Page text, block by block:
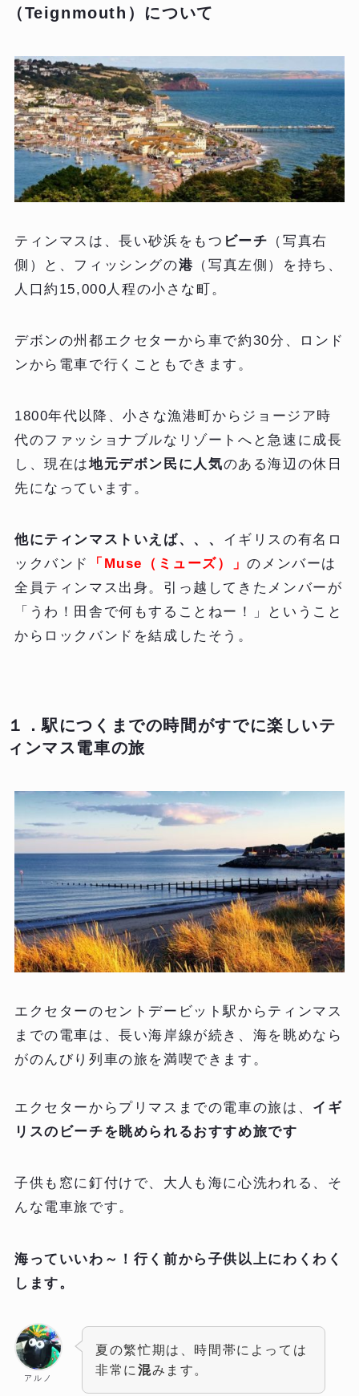
（Teignmouth）について
ティンマスは、長い砂浜をもつ ビーチ （写真右
側）と、フィッシングの港 （写真左側）を持ち、
人口約15,000人程の小さな町。
デボンの州都エクセターから車で約30分、ロンド
ンから電車で行くこともできます。
1800年代以降、小さな漁港町からジョージア時
代のファッショナブルなリゾートへと急速に成長
し、現在は地元デボン民に人気のある海辺の休日
先になっています。
他にティンマストいえば、、、 イギリスの有名ロ
ックバンド
「Muse（ミューズ）」のメンバーは
全員ティンマス出身。引っ越してきたメンバーが
「うわ！田舎で何もすることねー！」ということ
からロックバンドを結成したそう。
１．駅につくまでの時間がすでに楽しいテ
ィンマス電車の旅
エクセターのセントデービット駅からティンマス
までの電車は、長い海岸線が続き、海を眺めなら
がのんびり列車の旅を満喫できます。
エクセターからプリマスまでの電車の旅は、 イギ
リスのビーチを眺められるおすすめ旅です
子供も窓に釘付けで、大人も海に心洗われる、そ
んな電車旅です。
海っていいわ～！行く前から子供以上にわくわく
します。
アルノ
夏の繁忙期は、時間帯によっては
非常に 混みます。